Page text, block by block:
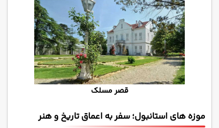
قصر مسلک
موزه های استانبول؛ سفر به اعماق تاریخ و هنر